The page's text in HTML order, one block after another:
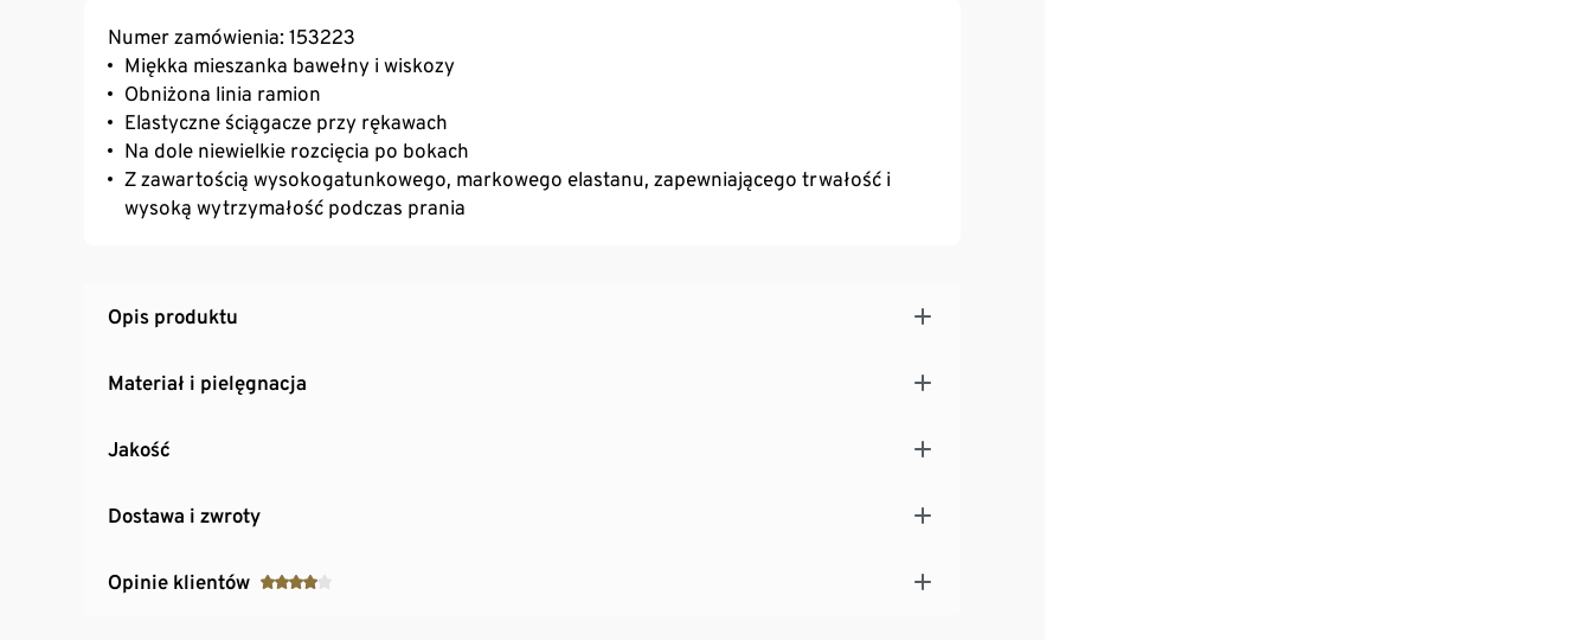
Numer zamówienia: 153223
Miękka mieszanka bawełny i wiskozy
Obniżona linia ramion
Elastyczne ściągacze przy rękawach
Na dole niewielkie rozcięcia po bokach
Z zawartością wysokogatunkowego, markowego elastanu, zapewniającego trwałość i
wysoką wytrzymałość podczas prania
Opis produktu
Materiał i pielęgnacja
Jakość
Dostawa i zwroty
Opinie klientów